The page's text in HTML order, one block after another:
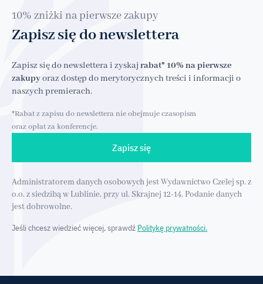
10% zniżki na pierwsze zakupy
Zapisz się do newslettera
Zapisz się do newslettera i zyskaj rabat* 10% na pierwsze
zakupyoraz dostęp do merytorycznych treści i informacji o
naszych premierach.
*Rabat z zapisu do newslettera nie obejmuje czasopism
oraz opłat za konferencje.
Zapisz się
Administratorem danych osobowych jest Wydawnictwo Czelej sp. z
o.o. z siedzibą w Lublinie, przy ul. Skrajnej 12-14. Podanie danych
jest dobrowolne.
Jeśli chcesz wiedzieć więcej, sprawdź Politykę prywatności.